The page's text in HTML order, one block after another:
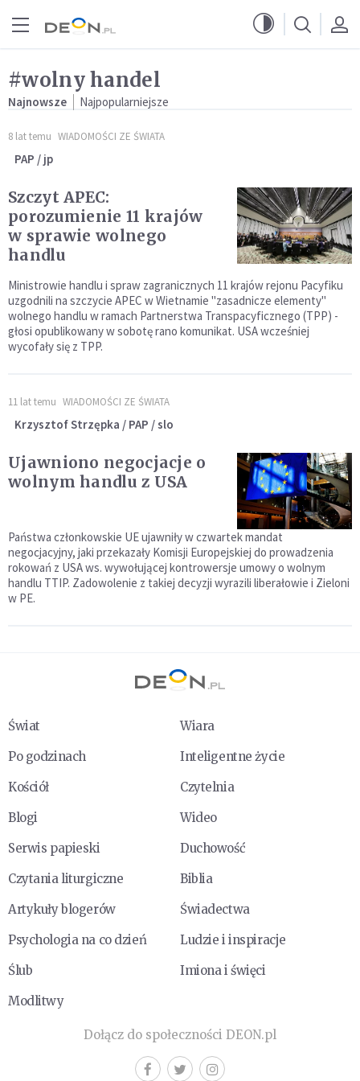
#wolny handel
Najnowsze Najpopularniejsze
8 lat temu WIADOMOŚCI ZE ŚWIATA
PAP / jp
Szczyt APEC:
porozumienie 11 krajów
w sprawie wolnego
handlu
Ministrowie handlu i spraw zagranicznych 11 krajów rejonu Pacyfiku
uzgodnili na szczycie APEC w Wietnamie "zasadnicze elementy"
wolnego handlu w ramach Partnerstwa Transpacyficznego (TPP) -
głosi opublikowany w sobotę rano komunikat. USA wcześniej
wycofały się z TPP.
11 lat temu WIADOMOŚCI ZE ŚWIATA
Krzysztof Strzępka / PAP / slo
Ujawniono negocjacje o
wolnym handlu z USA
Państwa członkowskie UE ujawniły w czwartek mandat
negocjacyjny, jaki przekazały Komisji Europejskiej do prowadzenia
rokowań z USA ws. wywołującej kontrowersje umowy o wolnym
handlu TTIP. Zadowolenie z takiej decyzji wyrazili liberałowie i Zieloni
w PE.
Świat
Wiara
Po godzinach
Inteligentne życie
Kościół
Czytelnia
Blogi
Wideo
Serwis papieski
Duchowość
Czytania liturgiczne
Biblia
Artykuły blogerów
Świadectwa
Psychologia na co dzień
Ludzie i inspiracje
Ślub
Imiona i święci
Modlitwy
Dołącz do społeczności DEON.pl